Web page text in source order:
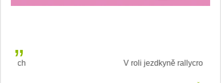
V roli jezdkyně rallycrossu